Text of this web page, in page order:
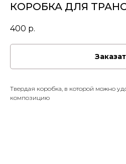
КОРОБКА ДЛЯ
400 р.
Твердая коробка, в которой можно
композицию